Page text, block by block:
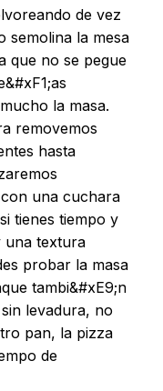
de vez
semolina la mesa
que no se pegue
la masa.
removemos
hasta
una cuchara
tienes tiempo y
una textura
probar la masa
tambi&#xE9;n
levadura, no
pan, la pizza
de